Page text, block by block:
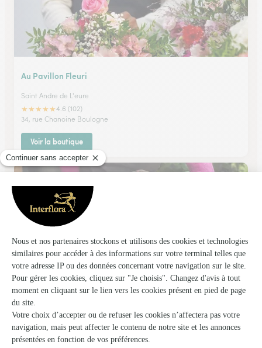
Au Pavillon Fleuri
Saint Andre de L'eure
★★★★★4.6 (102)
34, rue Chanoine Boulogne
Voir la boutique
Le Bouquet de Carole
Septeuil
4.8 (72)
31, rue Fernand Bréan
Voir la boutique